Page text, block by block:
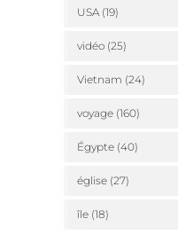
USA(19)
vidéo (25)
Vietnam (24)
voyage (160)
Égypte (40)
église (27)
île (18)